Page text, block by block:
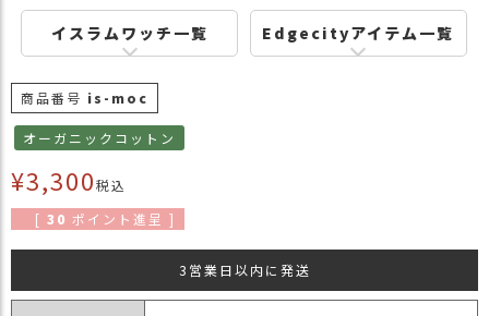
ピ
ン
グ
お
客
声
イスラムワッチ一覧 Edgecityアイテム一覧
商品番号 is-moc
オーガニックコットン
¥3,300税込
[ 30 ポイント進呈 ]
3営業日以内に発送